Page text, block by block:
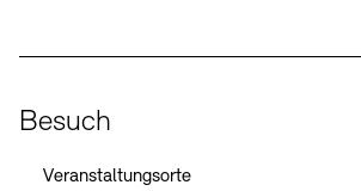
Besuch
Veranstaltungsorte